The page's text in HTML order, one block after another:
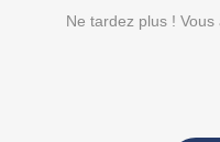
Ne tardez plus !